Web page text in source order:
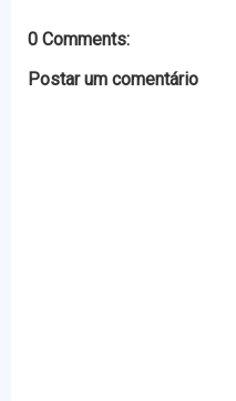
0 Comments:
Postar um comentário